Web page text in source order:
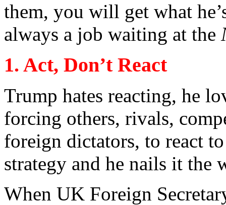
them, you will get what
always a job waiting at the
1. Act, Don’t React
Trump hates reacting, he
forcing others, rivals,
foreign dictators, to react
strategy and he nails it the
When UK Foreign